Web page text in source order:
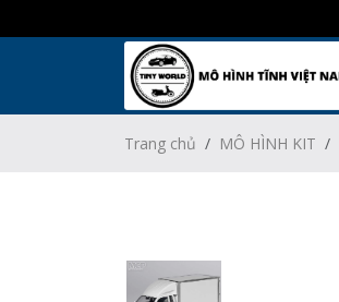
Trang chủ MÔ HÌNH KIT